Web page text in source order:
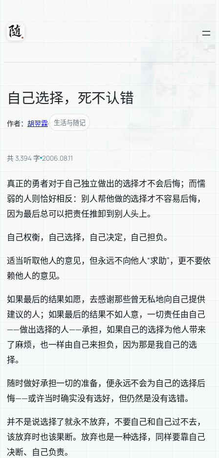
内
随轩
自己选择，死不认错
作者： 胡翌霖· 生活与随记
共 3,394 字 2006.08.11
真正的勇者对于自己独立做出的选择才不会后悔；而懦
弱的人则恰好相反：别人帮他做的选择才不容易后悔，
因为最后总可以把责任推卸到别人头上。
自己权衡，自己选择，自己决定，自己担负。
适当听取他人的意见，但永远不向他人“求助”，更不要依
赖他人的意见。
如果最后的结果如愿，去感谢那些曾无私地向自己提供
建议的人；如果最后的结果不如人意，一切责任由自己
——做出选择的人——承担，如果自己的选择为他人带来
了麻烦，也一样由自己来担负，因为那是我自己的选
择。
随时做好承担一切的准备，便永远不会为自己的选择后
悔——或许当时确实没有选好，但仍然是没有选错。
并不是说选择了就永不放弃，不要自己和自己过不去，
该放弃时也该果断。放弃也是一种选择，同样要靠自己
决断、自己负责。